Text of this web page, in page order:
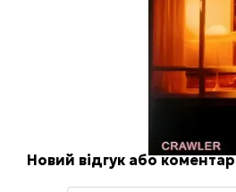
Новий відгук або коментар